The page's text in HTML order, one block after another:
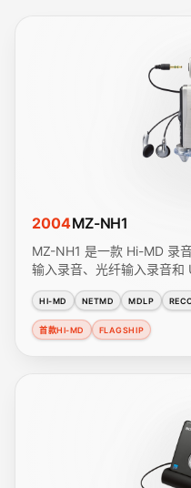
2004MZ-NH1
MZ-NH1 是一款 Hi-MD 录
输入录音、光纤输入录音和
HI-MD NETMD MDLP
首款HI-MD FLAGSHIP